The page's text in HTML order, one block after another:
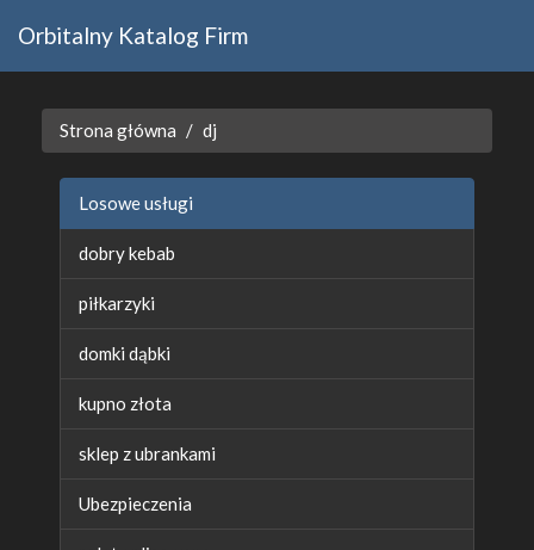
Orbitalny Katalog Firm
Strona główna dj
Losowe usługi
dobry kebab
piłkarzyki
domki dąbki
kupno złota
sklep z ubrankami
Ubezpieczenia